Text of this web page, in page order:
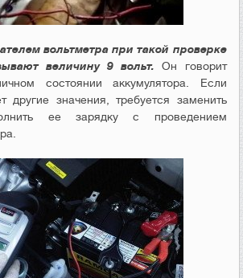
вольтметра при такой проверке
величину 9 вольт. Он говорит
состоянии аккумулятора. Если
другие значения, требуется заменить
ее зарядку с проведением